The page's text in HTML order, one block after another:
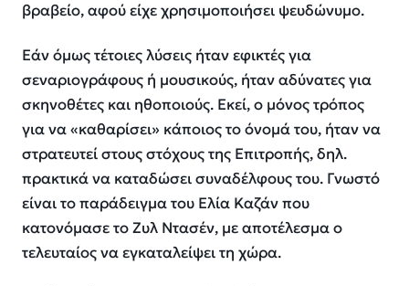
βραβείο, αφού είχε χρησιμοποιήσει ψευδώνυμο.
Εάν όμως τέτοιες λύσεις ήταν εφικτές για
σεναριογράφους ή μουσικούς, ήταν αδύνατες για
σκηνοθέτες και ηθοποιούς. Εκεί, ο μόνος τρόπος
για να «καθαρίσει» κάποιος το όνομά του, ήταν να
στρατευτεί στους στόχους της Επιτροπής, δηλ.
πρακτικά να καταδώσει συναδέλφους του. Γνωστό
είναι το παράδειγμα του Ελία Καζάν που
κατονόμασε το Ζυλ Ντασέν, με αποτέλεσμα ο
τελευταίος να εγκαταλείψει τη χώρα.